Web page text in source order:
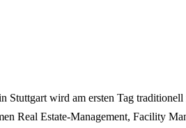
wird am ersten Tag
Real Estate-Management, Facility